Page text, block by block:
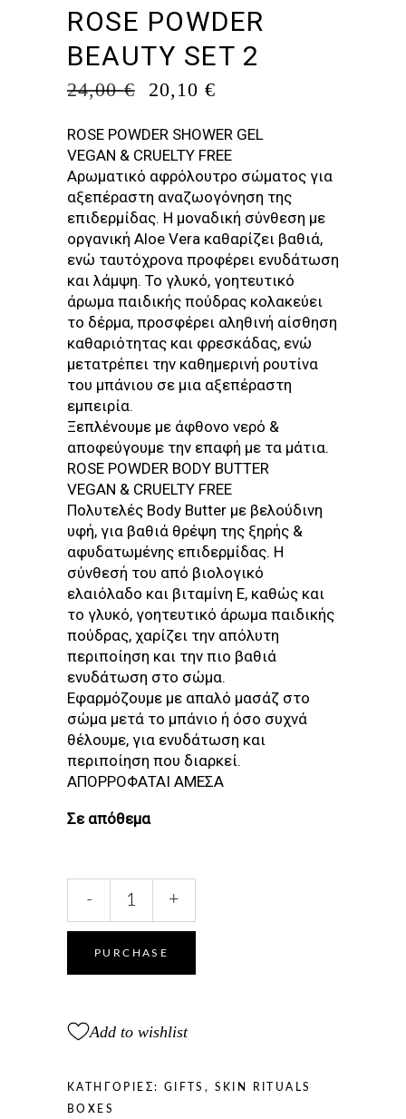
ROSE POWDER
BEAUTY SET 2
24,00€
ORIGINAL
WAS:
24,00 €.
20,10€
ΤΙΜΉ
ΕΊΝΑΙ:
20,10 €.
ROSE POWDER SHOWER GEL
VEGAN & CRUELTY FREE
Αρωματικό αφρόλουτρο σώματος για
αξεπέραστη αναζωογόνηση της
επιδερμίδας. Η μοναδική σύνθεση με
οργανική Aloe Vera καθαρίζει βαθιά,
ενώ ταυτόχρονα προφέρει ενυδάτωση
και λάμψη. Το γλυκό, γοητευτικό
άρωμα παιδικής πούδρας κολακεύει
το δέρμα, προσφέρει αληθινή αίσθηση
καθαριότητας και φρεσκάδας, ενώ
μετατρέπει την καθημερινή ρουτίνα
του μπάνιου σε μια αξεπέραστη
εμπειρία.
Ξεπλένουμε με άφθονο νερό &
αποφεύγουμε την επαφή με τα μάτια.
ROSE POWDER BODY BUTTER
VEGAN & CRUELTY FREE
Πολυτελές Body Butter με βελούδινη
υφή, για βαθιά θρέψη της ξηρής &
αφυδατωμένης επιδερμίδας. Η
σύνθεσή του από βιολογικό
ελαιόλαδο και βιταμίνη Ε, καθώς και
το γλυκό, γοητευτικό άρωμα παιδικής
πούδρας, χαρίζει την απόλυτη
περιποίηση και την πιο βαθιά
ενυδάτωση στο σώμα.
Εφαρμόζουμε με απαλό μασάζ στο
σώμα μετά το μπάνιο ή όσο συχνά
θέλουμε, για ενυδάτωση και
περιποίηση που διαρκεί.
ΑΠΟΡΡΟΦΑΤΑΙ ΑΜΕΣΑ
Σε απόθεμα
BEAUTY
2
- +
PURCHASE
Add to wishlist
ΚΑΤΗΓΟΡΊΕΣ: GIFTS , SKIN RITUALS
BOXES